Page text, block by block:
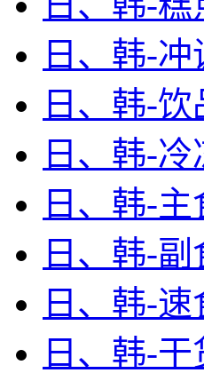
日、韩-
日、韩-饮
日、韩-冷
日、韩-主
日、韩-副
日、韩-速
日、韩-干